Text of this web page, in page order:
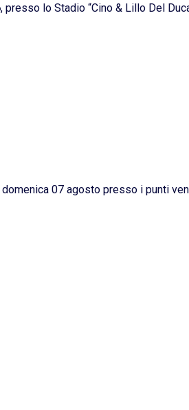
, presso lo Stadio “Cino & Lillo Del
07 agosto presso i punti